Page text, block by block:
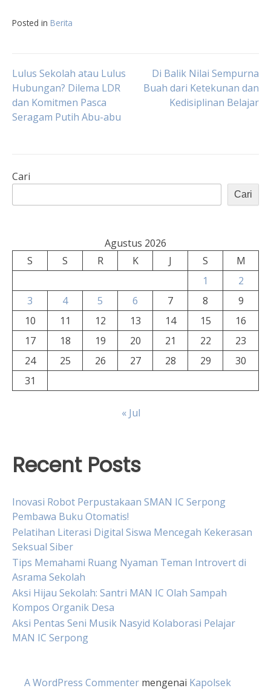
Posted in Berita
Navigasi
pos
Lulus Sekolah atau Lulus
Hubungan? Dilema LDR
dan Komitmen Pasca
Seragam Putih Abu-abu
Di Balik Nilai Sempurna
Buah dari Ketekunan dan
Kedisiplinan Belajar
Cari
Cari
Agustus 2026
S
S R K J S
M
1
2
3
4 5 6 7 8
9
10
11 12 13 14 15
16
17
18 19 20 21 22
23
24
25 26 27 28 29
30
31
« Jul
Recent Posts
Inovasi Robot Perpustakaan SMAN IC Serpong
Pembawa Buku Otomatis!
Pelatihan Literasi Digital Siswa Mencegah Kekerasan
Seksual Siber
Tips Memahami Ruang Nyaman Teman Introvert di
Asrama Sekolah
Aksi Hijau Sekolah: Santri MAN IC Olah Sampah
Kompos Organik Desa
Aksi Pentas Seni Musik Nasyid Kolaborasi Pelajar
MAN IC Serpong
A WordPress Commenter mengenai Kapolsek